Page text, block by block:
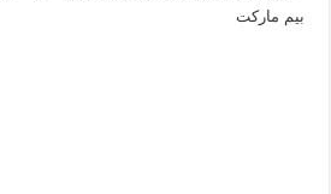
بيم ماركت